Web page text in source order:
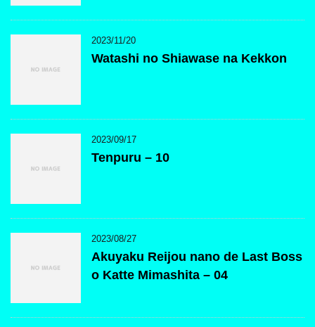
2023/11/20
Watashi no Shiawase na Kekkon
2023/09/17
Tenpuru – 10
2023/08/27
Akuyaku Reijou nano de Last Boss
o Katte Mimashita – 04